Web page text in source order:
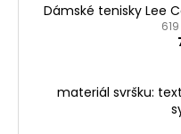
Dámské tenisky Lee
materiál svršku: